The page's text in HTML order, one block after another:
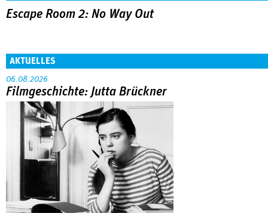
Escape Room 2: No Way Out
AKTUELLES
06.08.2026
Filmgeschichte: Jutta Brückner